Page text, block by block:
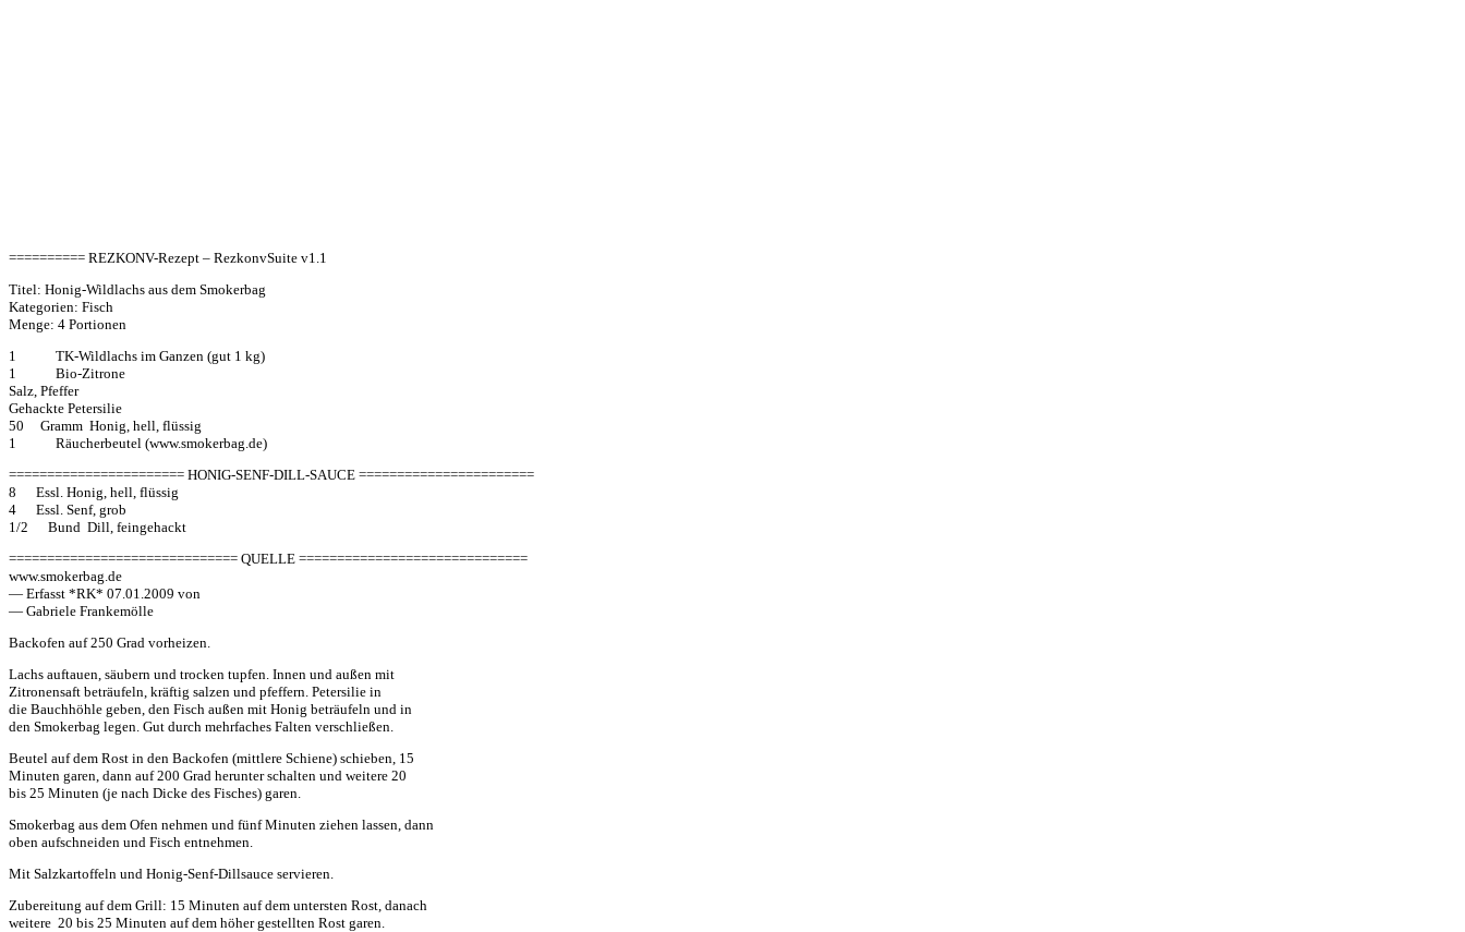
========== REZKONV-Rezept – RezkonvSuite v1.1
Titel: Honig-Wildlachs aus dem Smokerbag
Kategorien: Fisch
Menge: 4 Portionen
1 TK-Wildlachs im Ganzen (gut 1 kg)
1 Bio-Zitrone
Salz, Pfeffer
Gehackte Petersilie
50 Gramm Honig, hell, flüssig
1 Räucherbeutel (www.smokerbag.de)
======================= HONIG-SENF-DILL-SAUCE =======================
8 Essl. Honig, hell, flüssig
4 Essl. Senf, grob
1/2 Bund Dill, feingehackt
============================== QUELLE ==============================
www.smokerbag.de
— Erfasst *RK* 07.01.2009 von
— Gabriele Frankemölle
Backofen auf 250 Grad vorheizen.
Lachs auftauen, säubern und trocken tupfen. Innen und außen mit
Zitronensaft beträufeln, kräftig salzen und pfeffern. Petersilie in
die Bauchhöhle geben, den Fisch außen mit Honig beträufeln und in
den Smokerbag legen. Gut durch mehrfaches Falten verschließen.
Beutel auf dem Rost in den Backofen (mittlere Schiene) schieben, 15
Minuten garen, dann auf 200 Grad herunter schalten und weitere 20
bis 25 Minuten (je nach Dicke des Fisches) garen.
Smokerbag aus dem Ofen nehmen und fünf Minuten ziehen lassen, dann
oben aufschneiden und Fisch entnehmen.
Mit Salzkartoffeln und Honig-Senf-Dillsauce servieren.
Zubereitung auf dem Grill: 15 Minuten auf dem untersten Rost, danach
weitere 20 bis 25 Minuten auf dem höher gestellten Rost garen.